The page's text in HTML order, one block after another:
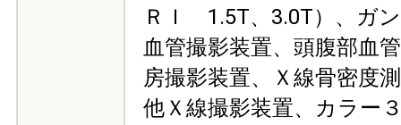
ＲＩ 1.5T、3.0T）、ガ
血管撮影装置、頭腹部血
房撮影装置、Ｘ線骨密度
他Ｘ線撮影装置、カラー